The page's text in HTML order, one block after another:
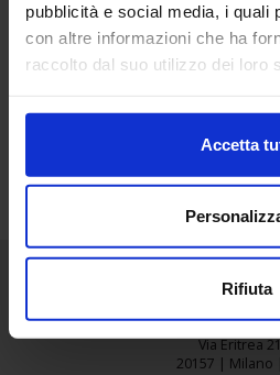
pubblicità e social media, i quali
con altre informazioni che ha
raccolto dal suo utilizzo dei loro
Accetta
Rifiuta
Via Eritrea
20157 | Milano